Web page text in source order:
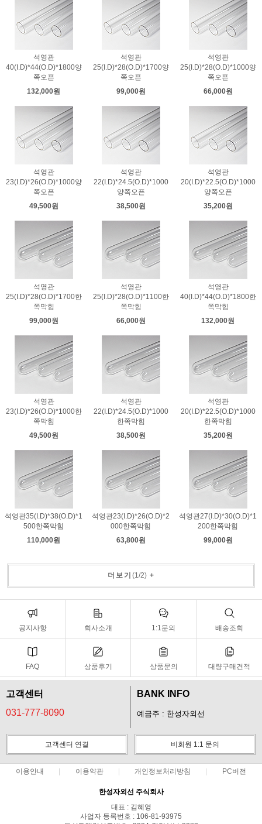
석영관
40(I.D)*44(O.D)*1800양
쪽오픈
132,000원
석영관
25(I.D)*28(O.D)*1700양
쪽오픈
99,000원
석영관
25(I.D)*28(O.D)*1000양
쪽오픈
66,000원
석영관
23(I.D)*26(O.D)*1000양
쪽오픈
49,500원
석영관
22(I.D)*24.5(O.D)*1000
양쪽오픈
38,500원
석영관
20(I.D)*22.5(O.D)*1000
양쪽오픈
35,200원
석영관
25(I.D)*28(O.D)*1700한
쪽막힘
99,000원
석영관
25(I.D)*28(O.D)*1100한
쪽막힘
66,000원
석영관
40(I.D)*44(O.D)*1800한
쪽막힘
132,000원
석영관
23(I.D)*26(O.D)*1000한
쪽막힘
49,500원
석영관
22(I.D)*24.5(O.D)*1000
한쪽막힘
38,500원
석영관
20(I.D)*22.5(O.D)*1000
한쪽막힘
35,200원
석영관35(I.D)*38(O.D)*1
500한쪽막힘
110,000원
석영관23(I.D)*26(O.D)*2
000한쪽막힘
63,800원
석영관27(I.D)*30(O.D)*1
200한쪽막힘
99,000원
더보기 (1/2)+
공지사항 회사소개 1:1문의 배송조회
FAQ 상품후기 상품문의 대량구매견적
고객센터
031-777-8090
BANK INFO
예금주 : 한성자외선
고객센터 연결 비회원 1:1 문의
이용안내 이용약관 개인정보처리방침 PC버전
한성자외선 주식회사
대표 : 김혜영
사업자 등록번호 : 106-81-93975